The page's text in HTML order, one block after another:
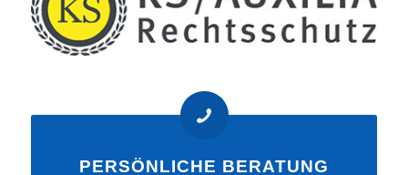
PERSÖNLICHE BERATUNG